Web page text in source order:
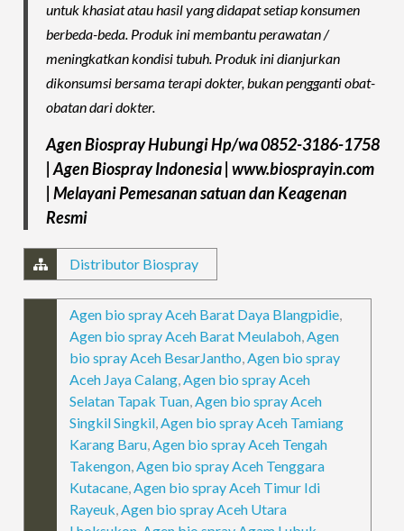
untuk khasiat atau hasil yang didapat setiap konsumen
berbeda-beda. Produk ini membantu perawatan /
meningkatkan kondisi tubuh. Produk ini dianjurkan
dikonsumsi bersama terapi dokter, bukan pengganti obat-
obatan dari dokter.
Agen Biospray Hubungi Hp/wa 0852-3186-1758
| Agen Biospray Indonesia | www.biosprayin.com
| Melayani Pemesanan satuan dan Keagenan
Resmi
Distributor Biospray
Agen bio spray Aceh Barat Daya Blangpidie,
Agen bio spray Aceh Barat Meulaboh,Agen
bio spray Aceh BesarJantho,Agen bio spray
Aceh Jaya Calang,Agen bio spray Aceh
Selatan Tapak Tuan,Agen bio spray Aceh
Singkil Singkil,Agen bio spray Aceh Tamiang
Karang Baru,Agen bio spray Aceh Tengah
Takengon,Agen bio spray Aceh Tenggara
Kutacane,Agen bio spray Aceh Timur Idi
Rayeuk,Agen bio spray Aceh Utara